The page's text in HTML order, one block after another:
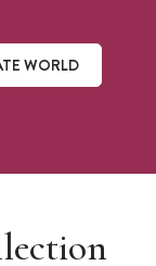
WORLD